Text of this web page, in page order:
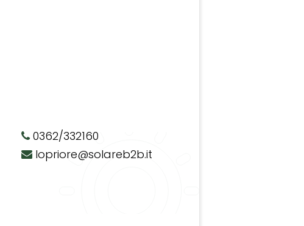
0362/332160
lopriore@solareb2b.it